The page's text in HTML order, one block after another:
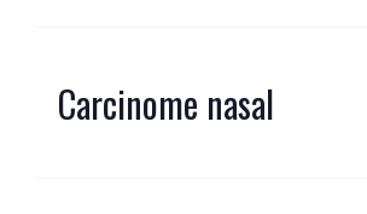
Carcinome nasal